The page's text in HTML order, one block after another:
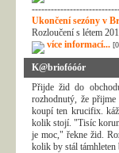
Ukončení sezóny v
Rozloučení s létem
více informací...
K@briofóóór
Přijde žid do
rozhodnutý, že
koupí ten krucifix.
kolik stojí. "Tisíc
je moc," řekne žid.
kolik by stál támhleten